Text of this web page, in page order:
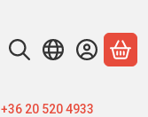
+36 20 520 4933
A